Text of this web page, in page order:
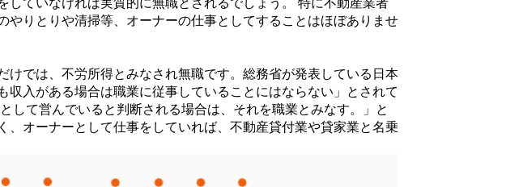
していなければ実質的に無職とされるでしょう。 特に不動産業者
やりとりや清掃等、オーナーの仕事としてすることはほぼありませ
けでは、不労所得とみなされ無職です。総務省が発表している日本
入がある場合は職業に従事していることにはならない」とされて
して営んでいると判断される場合は、それを職業とみなす。」と
、オーナーとして仕事をしていれば、不動産貸付業や貸家業と名乗